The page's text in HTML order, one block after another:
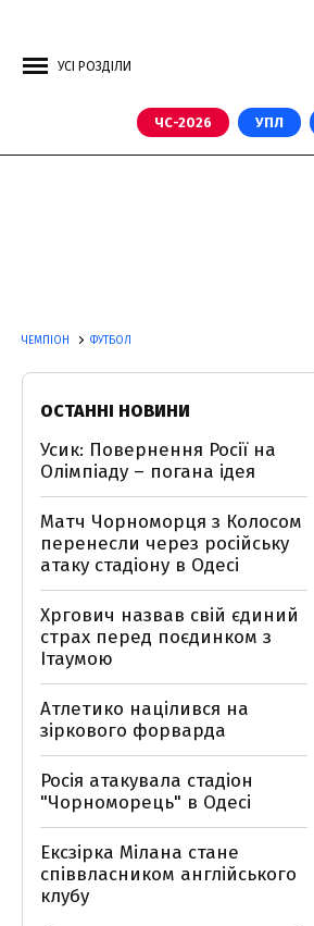
УСІ РОЗДІЛИ
ЧС-2026 УПЛ
ЧЕМПІОН ФУТБОЛ
ОСТАННІ НОВИНИ
Усик: Повернення Росії на
Олімпіаду – погана ідея
Матч Чорноморця з Колосом
перенесли через російську
атаку стадіону в Одесі
Хргович назвав свій єдиний
страх перед поєдинком з
Ітаумою
Атлетико націлився на
зіркового форварда
Росія атакувала стадіон
"Чорноморець" в Одесі
Ексзірка Мілана стане
співвласником англійського
клубу